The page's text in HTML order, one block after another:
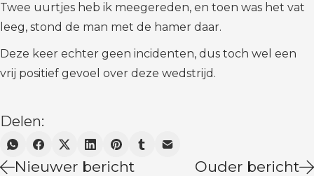
Twee uurtjes heb ik meegereden, en toen was het vat
leeg, stond de man met de hamer daar.
Deze keer echter geen incidenten, dus toch wel een
vrij positief gevoel over deze wedstrijd.
Delen:
Nieuwer bericht Ouder bericht